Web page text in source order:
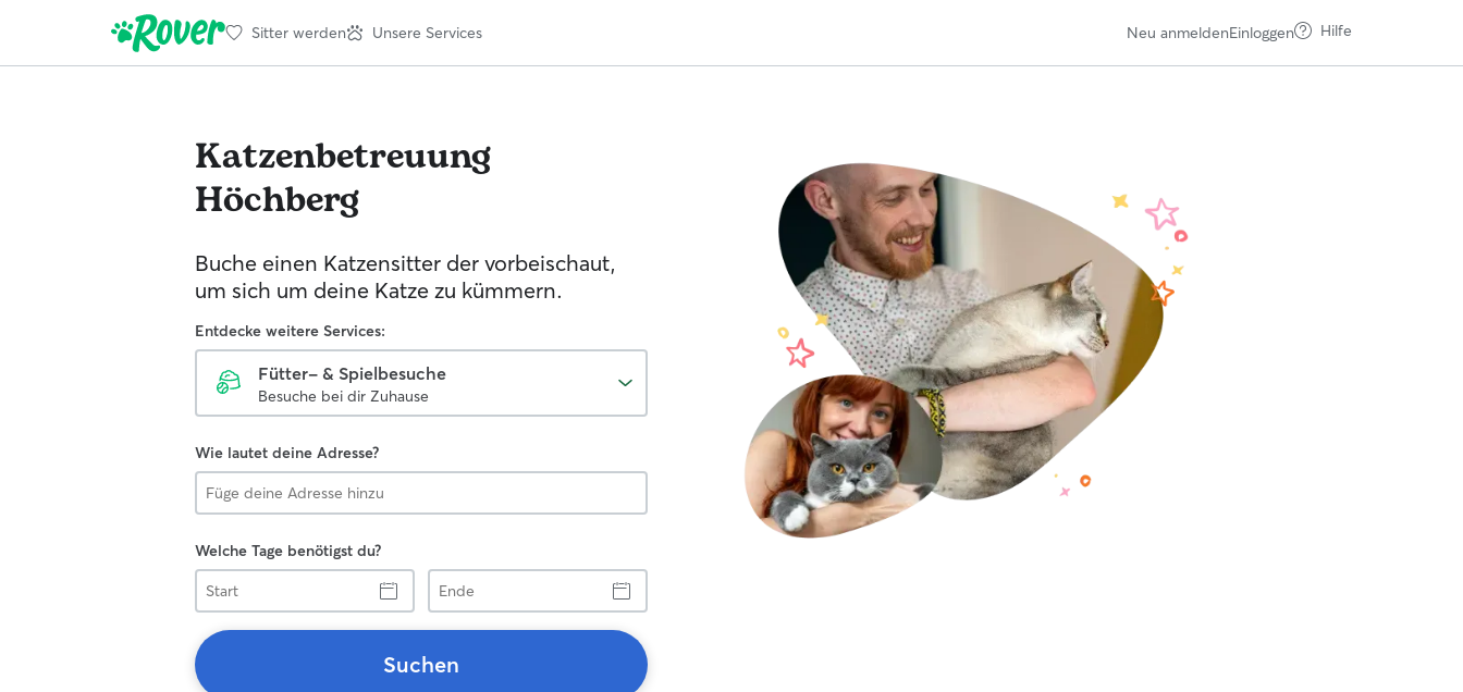
Sitter werden Unsere Services Neu anmeldenEinloggen Hilfe
Katzenbetreuung
Höchberg
Buche einen Katzensitter der vorbeischaut,
um sich um deine Katze zu kümmern.
Entdecke weitere Services:
Fütter- & Spielbesuche
Besuche bei dir Zuhause
Wie lautet deine Adresse?
Welche Tage benötigst du?
Start
Ende
Suchen